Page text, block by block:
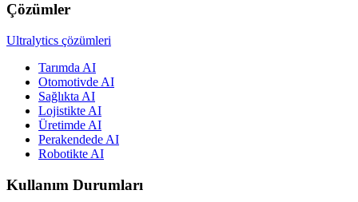
Çözümler
Ultralytics çözümleri
Tarımda AI
Otomotivde AI
Sağlıkta AI
Lojistikte AI
Üretimde AI
Perakendede AI
Robotikte AI
Kullanım Durumları